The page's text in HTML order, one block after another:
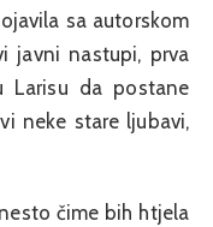
sa autorskom
javni nastupi, prva
Larisu da postane
neke stare ljubavi,
čime bih htjela